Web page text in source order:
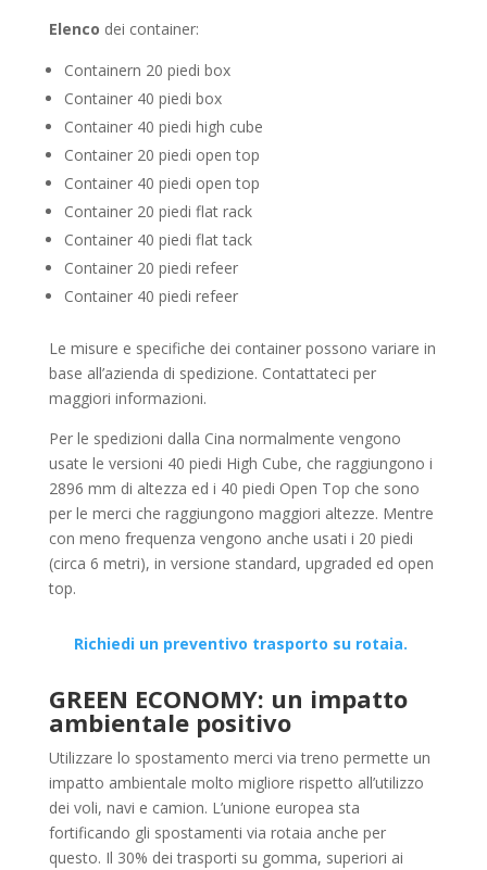
Elenco dei container:
Containern 20 piedi box
Container 40 piedi box
Container 40 piedi high cube
Container 20 piedi open top
Container 40 piedi open top
Container 20 piedi flat rack
Container 40 piedi flat tack
Container 20 piedi refeer
Container 40 piedi refeer
Le misure e specifiche dei container possono variare in
base all’azienda di spedizione. Contattateci per
maggiori informazioni.
Per le spedizioni dalla Cina normalmente vengono
usate le versioni 40 piedi High Cube, che raggiungono i
2896 mm di altezza ed i 40 piedi Open Top che sono
per le merci che raggiungono maggiori altezze. Mentre
con meno frequenza vengono anche usati i 20 piedi
(circa 6 metri), in versione standard, upgraded ed open
top.
Richiedi un preventivo trasporto su rotaia.
GREEN ECONOMY: un impatto
ambientale positivo
Utilizzare lo spostamento merci via treno permette un
impatto ambientale molto migliore rispetto all’utilizzo
dei voli, navi e camion. L’unione europea sta
fortificando gli spostamenti via rotaia anche per
questo. Il 30% dei trasporti su gomma, superiori ai